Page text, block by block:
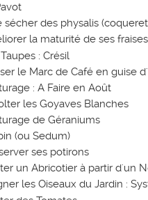
sécher des physalis
la maturité de ses
: Crésil
le Marc de Café en guise
: A Faire en Août
les Goyaves Blanches
de Géraniums
(ou Sedum)
ses potirons
un Abricotier à partir d'un
les Oiseaux du Jardin :